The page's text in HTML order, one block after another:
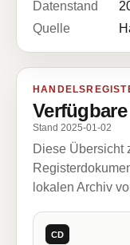
Datenstand
Quelle
Stand 2025-01-02
Diese Übersicht
lokalen Archiv
CD